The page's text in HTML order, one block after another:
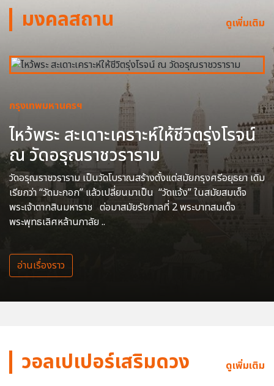
มงคลสถาน ดูเพิ่มเติม
กรุงเทพมหานครฯ
ไหว้พระ สะเดาะเคราะห์ให้ชีวิตรุ่งโรจน์
ณ วัดอรุณราชวราราม
วัดอรุณราชวราราม เป็นวัดโบราณสร้างตั้งแต่สมัยกรุงศรีอยุธยา เดิม
เรียกว่า “วัดมะกอก” แล้วเปลี่ยนมาเป็น “วัดแจ้ง” ในสมัยสมเด็จ
พระเจ้าตากสินมหาราช ต่อมาสมัยรัชกาลที่ 2 พระบาทสมเด็จ
พระพุทธเลิศหล้านภาลัย ..
อ่านเรื่องราว
วอลเปเปอร์เสริมดวง ดูเพิ่มเติม